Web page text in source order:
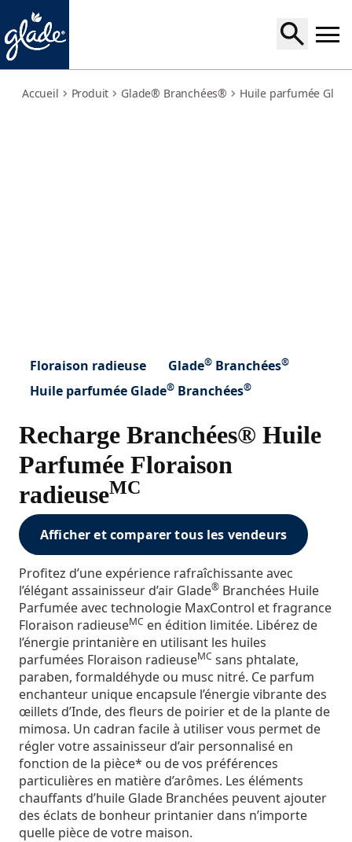
Accueil Produit Glade® Branchées® Huile parfumée
Floraison radieuse Glade® Branchées®
Huile parfumée Glade® Branchées®
Recharge Branchées® Huile
Parfumée Floraison
radieuseMC
Afficher et comparer tous les vendeurs
Profitez d’une expérience rafraîchissante avec
l’élégant assainisseur d’air Glade® Branchées Huile
Parfumée avec technologie MaxControl et fragrance
Floraison radieuseMC en édition limitée. Libérez de
l’énergie printanière en utilisant les huiles
parfumées Floraison radieuseMC sans phtalate,
paraben, formaldéhyde ou musc nitré. Ce parfum
enchanteur unique encapsule l’énergie vibrante des
œillets d’Inde, des fleurs de poirier et de la plante de
mimosa. Un cadran facile à utiliser vous permet de
régler votre assainisseur d’air personnalisé en
fonction de la pièce* ou de vos préférences
particulières en matière d’arômes. Les éléments
chauffants d’huile Glade Branchées peuvent ajouter
des éclats de bonheur printanier dans n’importe
quelle pièce de votre maison.